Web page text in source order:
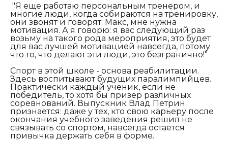
"Я еще работаю персональным тренером, и
многие люди, когда собираются на тренировку,
они звонят и говорят: Макс, мне нужна
мотивация. А я говорю: я вас следующий раз
возьму на такого рода мероприятия, это будет
для вас лучшей мотивацией навсегда, потому
что то, что делают эти люди, это безгранично!"
Спорт в этой школе - основа реабилитации.
Здесь воспитывают будущих паралимпийцев.
Практически каждый ученик, если не
победитель, то хотя бы призер различных
соревнований. Выпускник Влад Петрин
признается: даже у тех, кто свою карьеру после
окончания учебного заведения решил не
связывать со спортом, навсегда остается
привычка держать себя в форме.